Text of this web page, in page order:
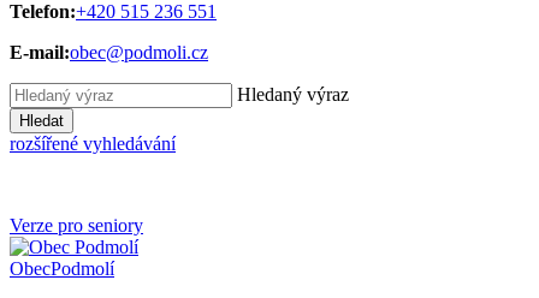
Telefon:+420 515 236 551
E-mail:obec@podmoli.cz
Hledaný výraz
Hledat
rozšířené vyhledávání
Verze pro seniory
ObecPodmolí